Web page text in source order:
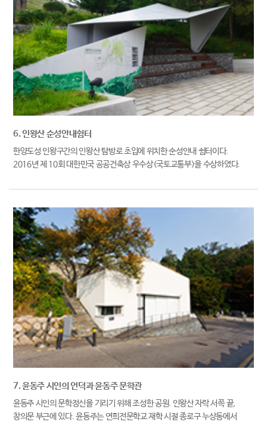
6. 인왕산 순성안내쉼터
한양도성 인왕구간의 인왕산 탐방로 초입에 위치한 순성안내 쉼터이다.
2016년 제 10회 대한민국 공공건축상 우수상(국토교통부)을 수상하였다.
7. 윤동주 시인의 언덕과 윤동주 문학관
윤동주 시인의 문학정신을 기리기 위해 조성한 공원. 인왕산 자락 서쪽 끝,
창의문 부근에 있다. 윤동주는 연희전문학교 재학 시절 종로구 누상동에서